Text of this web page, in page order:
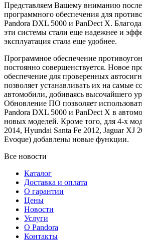
Представляем Вашему вниманию
программного обеспечения для
Pandora DXL 5000 и PanDect X.
эти системы стали еще надежнее и
эксплуатация стала еще удобнее.
Программное обеспечение
постоянно совершенствуется. Новое
обеспечение для проверенных
позволяет устанавливать их на самые
автомобили, добиваясь высочайшего
Обновление ПО позволяет
Pandora DXL 5000 и PanDect X в
новых моделей. Кроме того, для 4-х
2014, Hyundai Santa Fe 2012, Jaguar XJ
Evoque) добавлены новые функции.
Все новости
Каталог
Доставка и оплата
О гарантии
Цены
Новости
Услуги
О Pandora
Контакты